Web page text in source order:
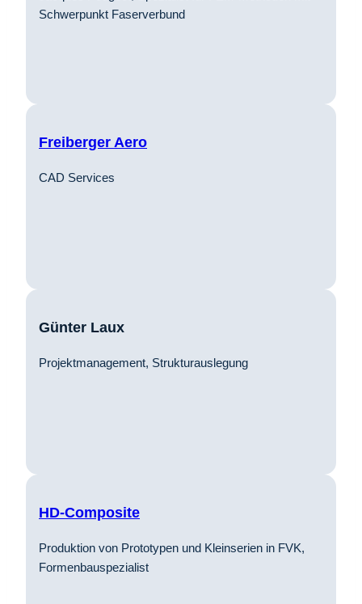
Schwerpunkt Faserverbund
Freiberger Aero
CAD Services
Günter Laux
Projektmanagement, Strukturauslegung
HD-Composite
Produktion von Prototypen und Kleinserien in FVK,
Formenbauspezialist